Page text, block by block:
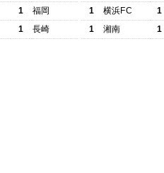
1
福岡
1 長崎
1
横浜FC
1
1
湘南 1